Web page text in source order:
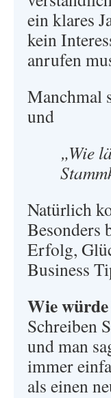
ein klares
kein
anrufen
Manchmal
und
„Wie
Natürlich
Besonders
Erfolg,
Business
Wie
Schreiben
und man
immer
als einen